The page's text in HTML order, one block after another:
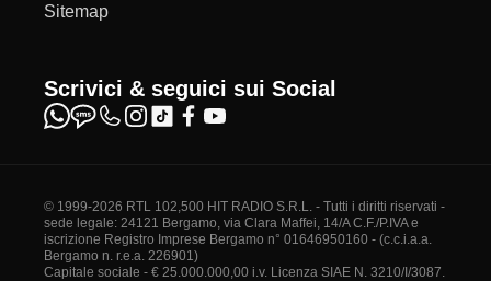
Sitemap
Scrivici & seguici sui Social
© 1999-2026 RTL 102,500 HIT RADIO S.R.L. - Tutti i diritti riservati -
sede legale: 24121 Bergamo, via Clara Maffei, 14/A C.F./P.IVA e
iscrizione Registro Imprese Bergamo n° 01646950160 - (c.c.i.a.a.
Bergamo n. r.e.a. 226901)
Capitale sociale - € 25.000.000,00 i.v. Licenza SIAE N. 3210/I/3087.